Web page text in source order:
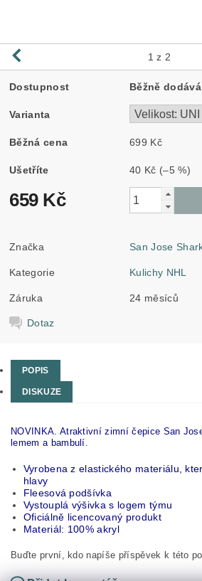
1 z 2
Dostupnost Běžně
Varianta
Běžná cena 699 Kč
Ušetříte 40 Kč (–5 %)
659 Kč
Značka San Jose
Kategorie Kulichy NHL
Záruka 24 měsíců
Dotaz
POPIS
DISKUZE
NOVINKA. Atraktivní zimní čepice San
lemem a bambulí.
Vyrobena z elastického materiálu,
hlavy
Fleesová podšívka
Vystouplá výšivka s logem týmu
Oficiálně licencovaný produkt
Materiál: 100% akryl
Buďte první, kdo napíše příspěvek k této